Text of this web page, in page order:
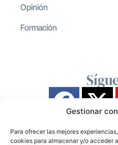
Gestionar
Para ofrecer las mejores
cookies para almacenar y/o acceder
Opinión
Formación